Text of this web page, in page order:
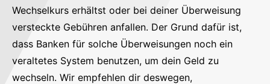
Wechselkurs erhältst oder bei deiner Überweisung
versteckte Gebühren anfallen. Der Grund dafür ist,
dass Banken für solche Überweisungen noch ein
veraltetes System benutzen, um dein Geld zu
wechseln. Wir empfehlen dir deswegen,